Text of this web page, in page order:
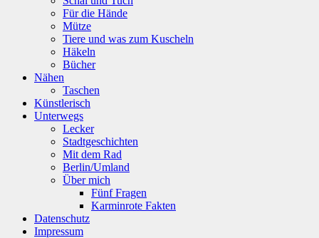
Für die Hände
Mütze
Tiere und was zum Kuscheln
Häkeln
Bücher
Nähen
Taschen
Künstlerisch
Unterwegs
Lecker
Stadtgeschichten
Mit dem Rad
Berlin/Umland
Über mich
Fünf Fragen
Karminrote Fakten
Datenschutz
Impressum